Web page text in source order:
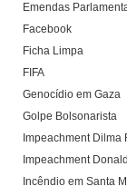
Emendas
Facebook
Ficha Limpa
FIFA
Genocídio em Gaza
Golpe Bolsonarista
Impeachment Dilma
Impeachment
Incêndio em Santa